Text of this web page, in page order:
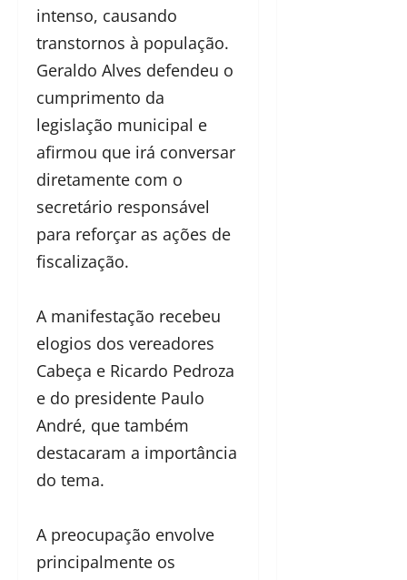
intenso, causando
transtornos à população.
Geraldo Alves defendeu o
cumprimento da
legislação municipal e
afirmou que irá conversar
diretamente com o
secretário responsável
para reforçar as ações de
fiscalização.
A manifestação recebeu
elogios dos vereadores
Cabeça e Ricardo Pedroza
e do presidente Paulo
André, que também
destacaram a importância
do tema.
A preocupação envolve
principalmente os